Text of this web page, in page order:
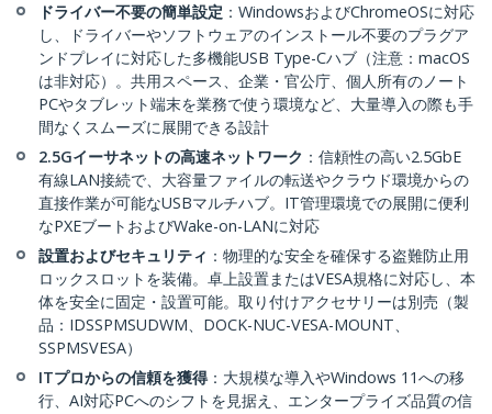
ドライバー不要の簡単設定 ：WindowsおよびChromeOSに対応
し、ドライバーやソフトウェアのインストール不要のプラグア
ンドプレイに対応した多機能USB Type-Cハブ（注意：macOS
は非対応）。共用スペース、企業・官公庁、個人所有のノート
PCやタブレット端末を業務で使う環境など、大量導入の際も手
間なくスムーズに展開できる設計
2.5Gイーサネットの高速ネットワーク ：信頼性の高い2.5GbE
有線LAN接続で、大容量ファイルの転送やクラウド環境からの
直接作業が可能なUSBマルチハブ。IT管理環境での展開に便利
なPXEブートおよびWake-on-LANに対応
設置およびセキュリティ ：物理的な安全を確保する盗難防止用
ロックスロットを装備。卓上設置またはVESA規格に対応し、本
体を安全に固定・設置可能。取り付けアクセサリーは別売（製
品：IDSSPMSUDWM、DOCK-NUC-VESA-MOUNT、
SSPMSVESA）
ITプロからの信頼を獲得：大規模な導入やWindows 11への移
行、AI対応PCへのシフトを見据え、エンタープライズ品質の信